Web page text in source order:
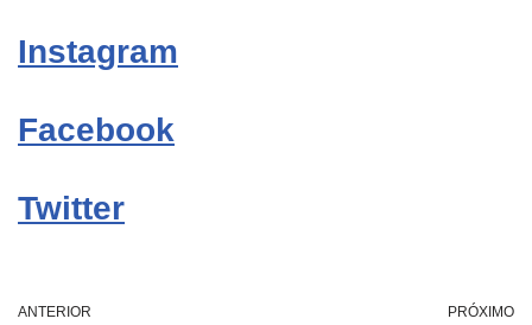
Instagram
Facebook
Twitter
ANTERIOR PRÓXIMO